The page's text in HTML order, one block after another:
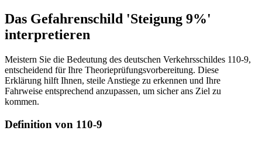
Das Gefahrenschild 'Steigung 9%'
interpretieren
Meistern Sie die Bedeutung des deutschen Verkehrsschildes 110-9,
entscheidend für Ihre Theorieprüfungsvorbereitung. Diese
Erklärung hilft Ihnen, steile Anstiege zu erkennen und Ihre
Fahrweise entsprechend anzupassen, um sicher ans Ziel zu
kommen.
Definition von 110-9